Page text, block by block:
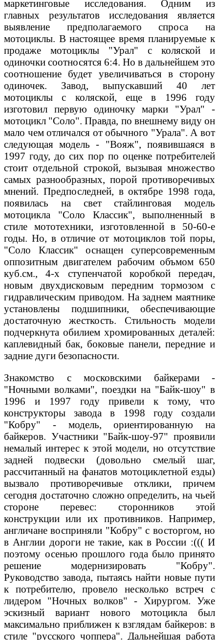
маркетинговые исследования. Одним из
главных результатов исследования является
выявление предполагаемого спроса на
мотоциклы. В настоящее время планируемые к
продаже мотоциклы "Урал" с коляской и
одиночки соотносятся 6:4. Но в дальнейшем это
соотношение будет увеличиваться в сторону
одиночек. Завод, выпускавший 40 лет
мотоциклы с коляской, еще в 1996 году
изготовил первую одиночку марки "Урал" -
мотоцикл "Соло". Правда, по внешнему виду он
мало чем отличался от обычного "Урала". А вот
следующая модель - "Вояж", появившаяся в
1997 году, до сих пор по оценке потребителей
стоит отдельной строкой, вызывая множество
самых разнообразных, порой противоречивых
мнений. Предпоследней, в октябре 1998 года,
появилась на свет стайлинговая модель
мотоцикла "Соло Классик", выполненный в
стиле мототехники, изготовленной в 50-60-е
годы. Но, в отличие от мотоциклов той поры,
"Соло Классик" оснащен суперсовременным
оппозитным двигателем рабочим объмом 650
куб.см., 4-х ступенчатой коробкой передач,
новым двухдисковым передним тормозом с
гидравлическим приводом. На заднем маятнике
установлены подшипники, обеспечивающие
достаточную жесткость. Стильность модели
подчеркнута обилием хромированных деталей:
каплевидный бак, боковые панели, передние и
задние дуги безопасности.
Знакомство с московскими байкерами -
"Ночными волками", поездки на "Байк-шоу" в
1996 и 1997 году привели к тому, что
конструкторы завода в 1998 году создали
"Кобру" - модель, ориентированную на
байкеров. Участники "Байк-шоу-97" проявили
немалый интерес к этой модели, но отсутствие
задней подвески (довольно смелый шаг,
рассчитанный на фанатов мотоциклетной езды)
вызвало противоречивые отклики, причем
сегодня достаточно сложно определить, на чьей
стороне перевес: сторонников этой
конструкции или их противников. Например,
англичане восприняли "Кобру" с восторгом, но
в Англии дороги не такие, как в России :((( И
поэтому осенью прошлого года было принято
решение модернизировать "Кобру".
Руководство завода, пытаясь найти новые пути
к потребителю, провело несколько встреч с
лидером "Ночных волков" - Хирургом. Уже
эскизный вариант нового мотоцикла был
максимально приближен к взглядам байкеров: в
стиле "русского чоппера". Дальнейшая работа